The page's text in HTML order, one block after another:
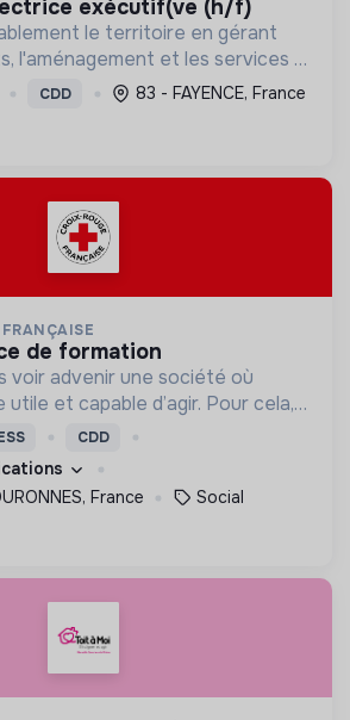
exécutif(ve (h/f)
le territoire en gérant
l'aménagement et les services à
en protégeant l'environnement
transition écologique et sociale.
CDD 83 - FAYENCE, France
de formation
voir advenir une société où
et capable d’agir. Pour cela,
moyens et des lieux
et adaptés à tous.
CDD
France
Social